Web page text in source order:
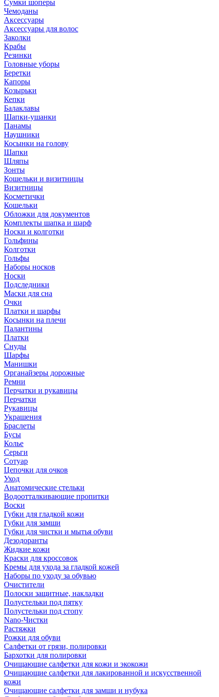
Сумки шоперы
Чемоданы
Аксессуары
Аксессуары для волос
Заколки
Крабы
Резинки
Головные уборы
Беретки
Капоры
Козырьки
Кепки
Балаклавы
Шапки-ушанки
Панамы
Наушники
Косынки на голову
Шапки
Шляпы
Зонты
Кошельки и визитницы
Визитницы
Косметички
Кошельки
Обложки для документов
Комплекты шапка и шарф
Носки и колготки
Гольфины
Колготки
Гольфы
Наборы носков
Носки
Подследники
Маски для сна
Очки
Платки и шарфы
Косынки на плечи
Палантины
Платки
Снуды
Шарфы
Манишки
Органайзеры дорожные
Ремни
Перчатки и рукавицы
Перчатки
Рукавицы
Украшения
Браслеты
Бусы
Колье
Серьги
Сотуар
Цепочки для очков
Уход
Анатомические стельки
Водоотталкивающие пропитки
Воски
Губки для гладкой кожи
Губки для замши
Губки для чистки и мытья обуви
Дезодоранты
Жидкие кожи
Краски для кроссовок
Кремы для ухода за гладкой кожей
Наборы по уходу за обувью
Очистители
Полоски защитные, накладки
Полустельки под пятку
Полустельки под стопу
Nano-Чистки
Растяжки
Рожки для обуви
Салфетки от грязи, полировки
Бархотки для полировки
Очищающие салфетки для кожи и экокожи
Очищающие салфетки для лакированной и искусственной
кожи
Очищающие салфетки для замши и нубука